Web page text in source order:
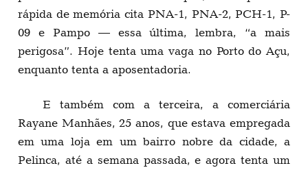
rápida de memória cita PNA-1, PNA-2, PCH-1, P-
09 e Pampo — essa última, lembra, “a mais
perigosa”. Hoje tenta uma vaga no Porto do Açu,
enquanto tenta a aposentadoria.
E também com a terceira, a comerciária
Rayane Manhães, 25 anos, que estava empregada
em uma loja em um bairro nobre da cidade, a
Pelinca, até a semana passada, e agora tenta um